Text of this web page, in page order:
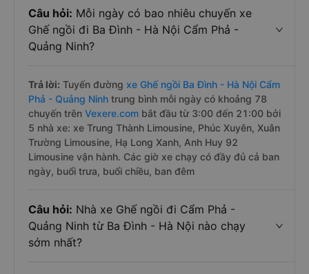
Câu hỏi: Mỗi ngày có bao nhiêu chuyến xe
Ghế ngồi đi Ba Đình - Hà Nội Cẩm Phả -
Quảng Ninh?
Trả lời: Tuyến đường xe Ghế ngồi Ba Đình - Hà Nội Cẩm
Phả - Quảng Ninh trung bình mỗi ngày có khoảng 78
chuyến trên Vexere.com bắt đầu từ 3:00 đến 21:00 bởi
5 nhà xe: xe Trung Thành Limousine, Phúc Xuyên, Xuân
Trường Limousine, Hạ Long Xanh, Anh Huy 92
Limousine vận hành. Các giờ xe chạy có đầy đủ cả ban
ngày, buổi trưa, buổi chiều, ban đêm
Câu hỏi: Nhà xe Ghế ngồi đi Cẩm Phả -
Quảng Ninh từ Ba Đình - Hà Nội nào chạy
sớm nhất?